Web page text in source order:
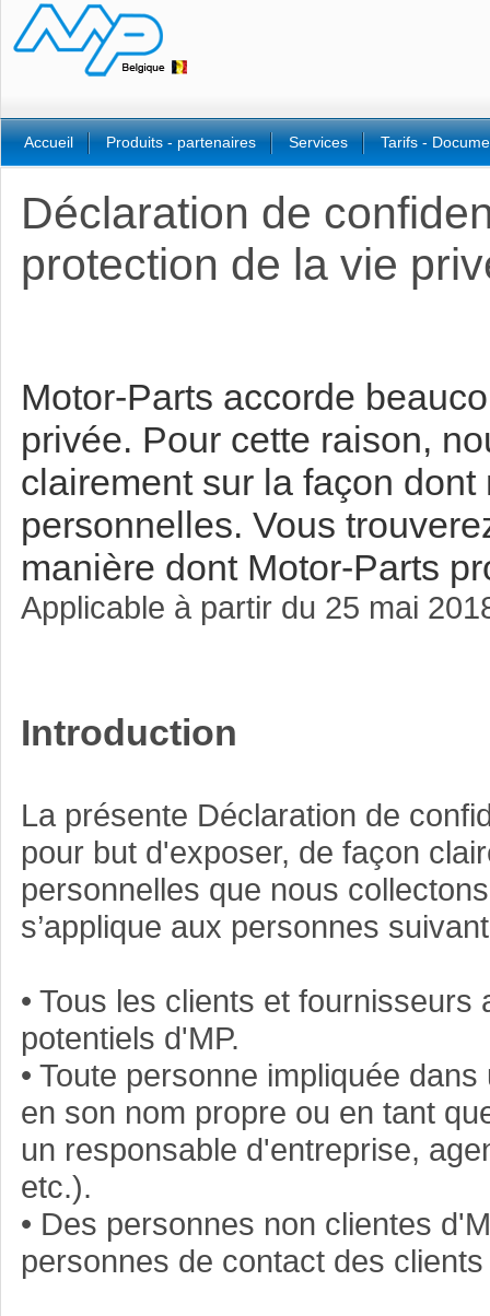
Accueil Produits - partenaires Services Tarifs -
Déclaration de
protection de la vie
Motor-Parts accorde
privée. Pour cette raison,
clairement sur la façon
personnelles. Vous
manière dont Motor-Parts
Applicable à partir du 25 mai
Introduction
La présente Déclaration de
pour but d'exposer, de façon
personnelles que nous
s’applique aux personnes
• Tous les clients et
potentiels d'MP.
• Toute personne impliquée
en son nom propre ou en tant
un responsable d'entreprise,
etc.).
• Des personnes non clientes
personnes de contact des